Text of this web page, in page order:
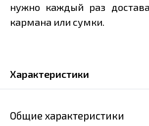
нужно каждый раз
кармана или сумки.
Характеристики
Общие характеристики